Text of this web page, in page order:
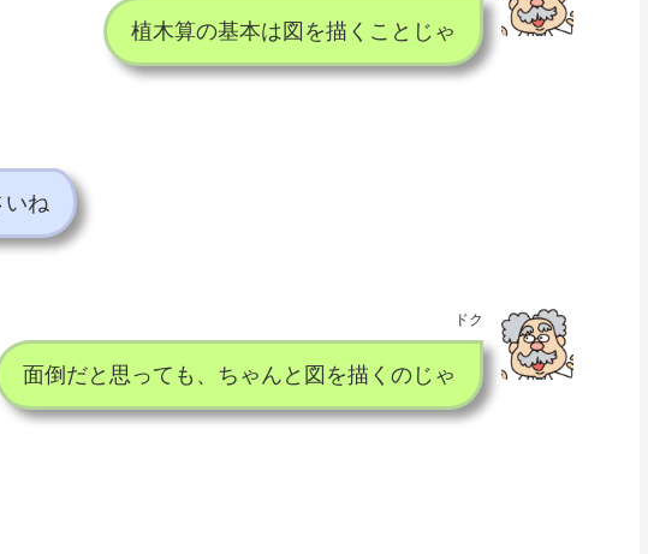
植木算の基本は図を描くことじゃ
いね
ドク
面倒だと思っても、ちゃんと図を描くのじゃ